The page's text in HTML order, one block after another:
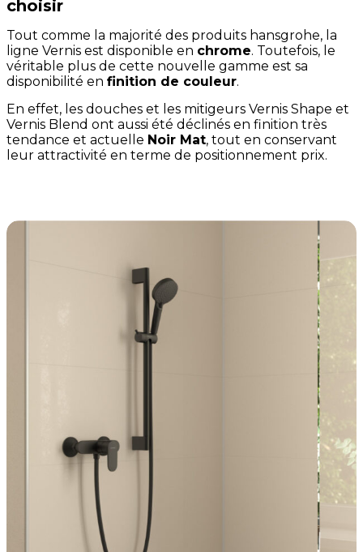
choisir
Tout comme la majorité des produits hansgrohe, la
ligne Vernis est disponible en chrome. Toutefois, le
véritable plus de cette nouvelle gamme est sa
disponibilité en finition de couleur.
En effet, les douches et les mitigeurs Vernis Shape et
Vernis Blend ont aussi été déclinés en finition très
tendance et actuelle Noir Mat, tout en conservant
leur attractivité en terme de positionnement prix.